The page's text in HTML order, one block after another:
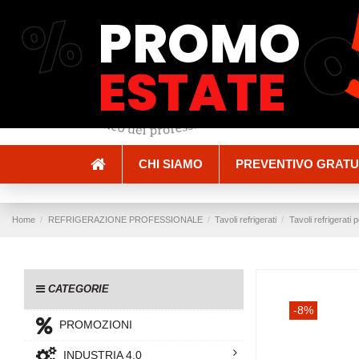
CHI SIAMO PREVENTIVO
Home REFRIGERAZIONE PROFESSIONALE Tavoli refrigerati Tavoli refrigerati
-8%
CATEGORIE
PROMOZIONI
INDUSTRIA 4.0
% PROMO
ESTATE